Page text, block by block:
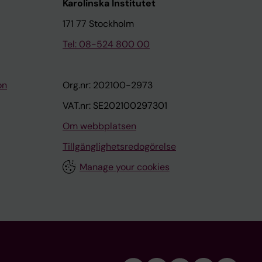
Karolinska Institutet
171 77 Stockholm
Tel: 08-524 800 00
Org.nr: 202100-2973
VAT.nr: SE202100297301
Om webbplatsen
Tillgänglighetsredogörelse
Manage your cookies